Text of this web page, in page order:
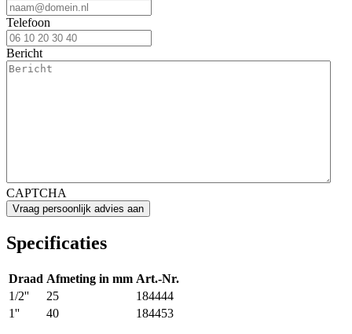
Telefoon
Bericht
CAPTCHA
Specificaties
Draad Afmeting in mm Art.-Nr.
1/2''
25
184444
1''
40 184453